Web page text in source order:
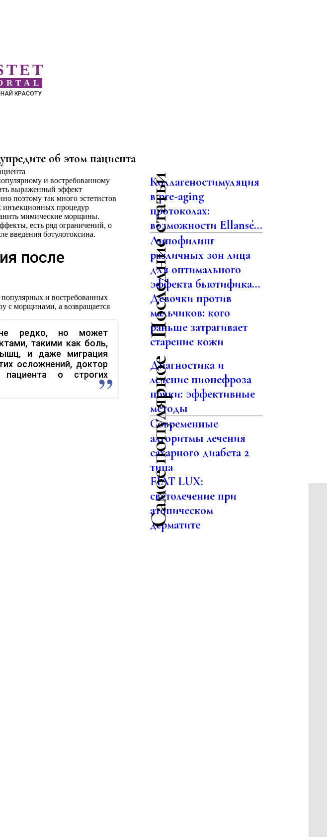
КРАСОТУ
об этом пациента
и востребованному
выраженный эффект
поэтому так много эстетистов
инъекционных процедур
мимические морщины.
есть ряд ограничений, о
введения ботулотоксина.
после
и востребованных
с морщинами, а возвращается
редко, но может
такими как боль,
и даже миграция
осложнений, доктор
пациента о строгих
Последние статьи
Коллагеностимуляция
в pre-aging
протоколах:
возможности Ellansé...
Липофилинг
различных зон лица
для оптимального
эффекта бьютифика...
Девочки против
мальчиков: кого
раньше затрагивает
старение кожи
Самое популярное
Диагностика и
лечение пионефроза
почки: эффективные
методы
Современные
алгоритмы лечения
сахарного диабета 2
типа
FIAT LUX:
светолечение при
атопическом
дерматите